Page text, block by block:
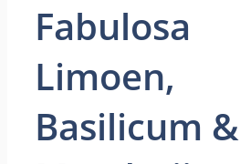
Fabulosa
Limoen,
Basilicum &